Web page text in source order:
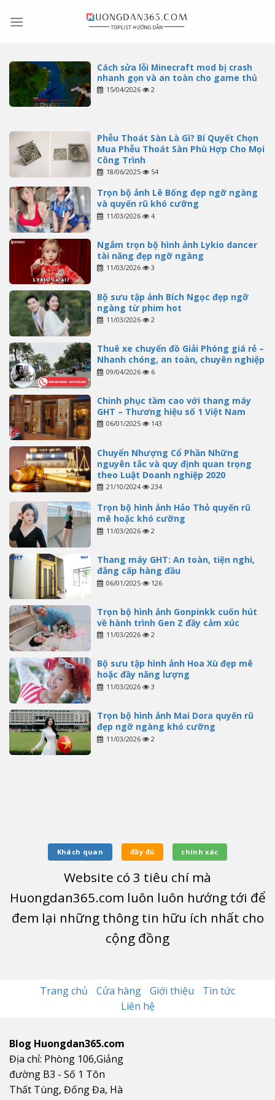
Cách sửa lỗi Minecraft mod bị crash
nhanh gọn và an toàn cho game thủ
15/04/2026 2
Phễu Thoát Sàn Là Gì? Bí Quyết Chọn
Mua Phễu Thoát Sàn Phù Hợp Cho Mọi
Công Trình
18/06/2025 54
Trọn bộ ảnh Lê Bống đẹp ngỡ ngàng
và quyến rũ khó cưỡng
11/03/2026 4
Ngắm trọn bộ hình ảnh Lykio dancer
tài năng đẹp ngỡ ngàng
11/03/2026 3
Bộ sưu tập ảnh Bích Ngọc đẹp ngỡ
ngàng từ phim hot
11/03/2026 2
Thuê xe chuyển đồ Giải Phóng giá rẻ –
Nhanh chóng, an toàn, chuyên nghiệp
09/04/2026 6
Chinh phục tầm cao với thang máy
GHT – Thương hiệu số 1 Việt Nam
06/01/2025 143
Chuyển Nhượng Cổ Phần Những
nguyên tắc và quy định quan trọng
theo Luật Doanh nghiệp 2020
21/10/2024 234
Trọn bộ hình ảnh Hảo Thỏ quyến rũ
mê hoặc khó cưỡng
11/03/2026 2
Thang máy GHT: An toàn, tiện nghi,
đẳng cấp hàng đầu
06/01/2025 126
Trọn bộ hình ảnh Gonpinkk cuốn hút
về hành trình Gen Z đầy cảm xúc
11/03/2026 2
Bộ sưu tập hình ảnh Hoa Xù đẹp mê
hoặc đầy năng lượng
11/03/2026 3
Trọn bộ hình ảnh Mai Dora quyến rũ
đẹp ngỡ ngàng khó cưỡng
11/03/2026 2
Khách quan đầy đủ chính xác
Website có 3 tiêu chí mà
Huongdan365.com luôn luôn hướng tới để
đem lại những thông tin hữu ích nhất cho
cộng đồng
Trang chủ Cửa hàng Giới thiệu
Tin tức
Liên hệ
Blog Huongdan365.com
Địa chỉ: Phòng 106,Giảng
đường B3 - Số 1 Tôn
Thất Tùng, Đống Đa, Hà